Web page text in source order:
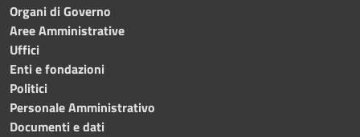
Organi di Governo
Aree Amministrative
Uffici
Enti e fondazioni
Politici
Personale Amministrativo
Documenti e dati